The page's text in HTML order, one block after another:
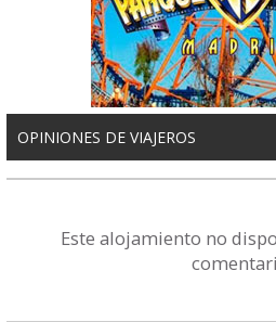
OPINIONES DE VIAJEROS
Este alojamiento no